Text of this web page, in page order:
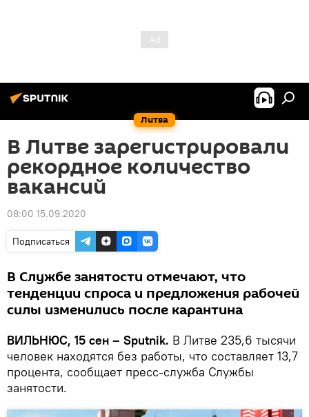
Литва
В Литве зарегистрировали
рекордное количество
вакансий
08:00 15.09.2020
Подписаться
В Службе занятости отмечают, что
тенденции спроса и предложения рабочей
силы изменились после карантина
ВИЛЬНЮС, 15 сен – Sputnik. В Литве 235,6 тысячи
человек находятся без работы, что составляет 13,7
процента, сообщает пресс-служба Службы
занятости.